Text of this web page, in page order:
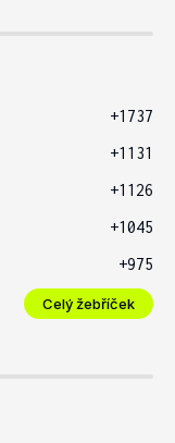
+1737
+1131
+1126
+1045
+975
Celý žebříček